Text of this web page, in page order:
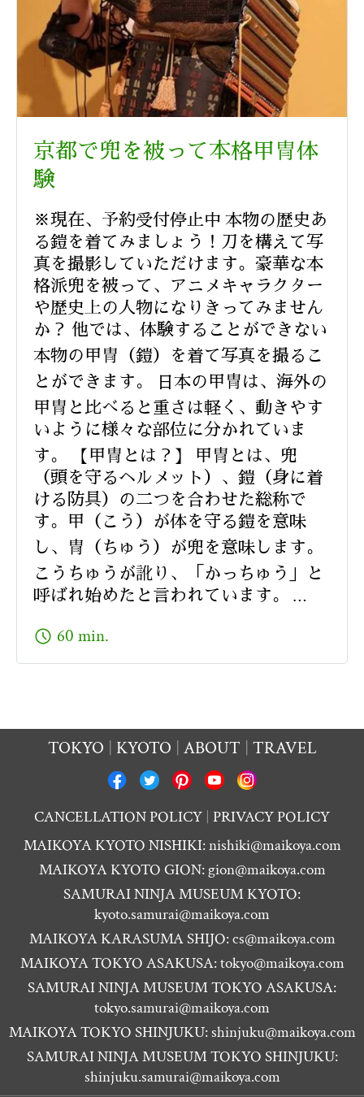
京都で兜を被って本格甲冑体
験
※現在、予約受付停止中 本物の歴史あ
る鎧を着てみましょう！刀を構えて写
真を撮影していただけます。豪華な本
格派兜を被って、アニメキャラクター
や歴史上の人物になりきってみません
か？ 他では、体験することができない
本物の甲冑（鎧）を着て写真を撮るこ
とができます。 日本の甲冑は、海外の
甲冑と比べると重さは軽く、動きやす
いように様々な部位に分かれていま
す。 【甲冑とは？】 甲冑とは、兜
（頭を守るヘルメット）、鎧（身に着
ける防具）の二つを合わせた総称で
す。甲（こう）が体を守る鎧を意味
し、冑（ちゅう）が兜を意味します。
こうちゅうが訛り、「かっちゅう」と
呼ばれ始めたと言われています。 …
schedule 60 min.
TOKYO KYOTO ABOUT TRAVEL
CANCELLATION POLICY PRIVACY POLICY
MAIKOYA KYOTO NISHIKI:nishiki@maikoya.com
MAIKOYA KYOTO GION:gion@maikoya.com
SAMURAI NINJA MUSEUM KYOTO:
kyoto.samurai@maikoya.com
MAIKOYA KARASUMA SHIJO:cs@maikoya.com
MAIKOYA TOKYO ASAKUSA:tokyo@maikoya.com
SAMURAI NINJA MUSEUM TOKYO ASAKUSA:
tokyo.samurai@maikoya.com
MAIKOYA TOKYO SHINJUKU:shinjuku@maikoya.com
SAMURAI NINJA MUSEUM TOKYO SHINJUKU:
shinjuku.samurai@maikoya.com